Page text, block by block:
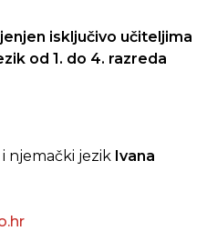
isključivo učiteljima
od 1. do 4. razreda
njemački jezik Ivana